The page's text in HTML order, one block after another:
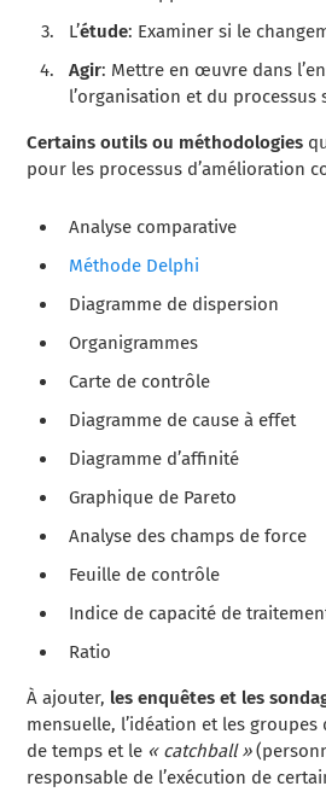
L’étude: Examiner si le
Agir: Mettre en œuvre dans
l’organisation et du processus
Certains outils ou méthodologies
pour les processus d’amélioration
Analyse comparative
Méthode Delphi
Diagramme de dispersion
Organigrammes
Carte de contrôle
Diagramme de cause à effet
Diagramme d’affinité
Graphique de Pareto
Analyse des champs de force
Feuille de contrôle
Indice de capacité de
Ratio
À ajouter, les enquêtes et les
mensuelle, l’idéation et les
de temps et le « catchball »
responsable de l’exécution de